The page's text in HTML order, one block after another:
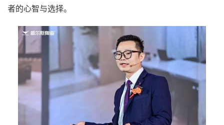
者的心智与选择。